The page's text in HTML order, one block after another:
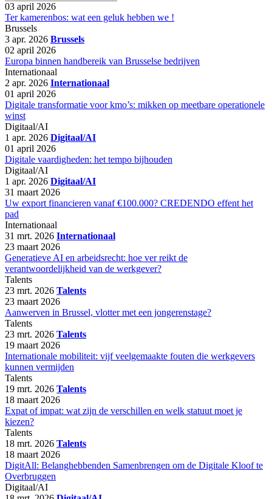
03 april 2026
Ter kamerenbos: wat een geluk hebben we !
Brussels
3 apr. 2026 Brussels
02 april 2026
Europa binnen handbereik van Brusselse bedrijven
Internationaal
2 apr. 2026 Internationaal
01 april 2026
Digitale transformatie voor kmo’s: mikken op meetbare operationele
winst
Digitaal/AI
1 apr. 2026 Digitaal/AI
01 april 2026
Digitale vaardigheden: het tempo bijhouden
Digitaal/AI
1 apr. 2026 Digitaal/AI
31 maart 2026
Uw export financieren vanaf €100.000? CREDENDO effent het
pad
Internationaal
31 mrt. 2026 Internationaal
23 maart 2026
Generatieve AI en arbeidsrecht: hoe ver reikt de
verantwoordelijkheid van de werkgever?
Talents
23 mrt. 2026 Talents
23 maart 2026
Aanwerven in Brussel, vlotter met een jongerenstage?
Talents
23 mrt. 2026 Talents
19 maart 2026
Internationale mobiliteit: vijf veelgemaakte fouten die werkgevers
kunnen vermijden
Talents
19 mrt. 2026 Talents
18 maart 2026
Expat of impat: wat zijn de verschillen en welk statuut moet je
kiezen?
Talents
18 mrt. 2026 Talents
18 maart 2026
DigitAll: Belanghebbenden Samenbrengen om de Digitale Kloof te
Overbruggen
Digitaal/AI